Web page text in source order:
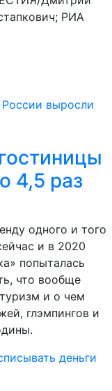
РИА
4,5 раз
одного и того
и в 2020
попыталась
что вообще
и о чем
глэмпингов и